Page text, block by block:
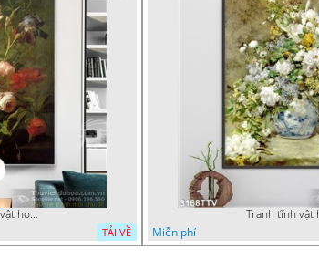
Tranh tĩnh vật hoa quả sơn dầu trang trí tường
TẢI VỀ
Miễn phí